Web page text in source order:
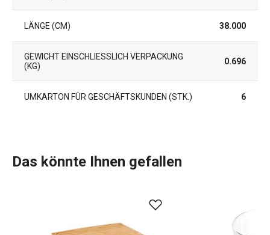
LÄNGE (CM) 38.000
GEWICHT EINSCHLIESSLICH VERPACKUNG (
KG)
0.696
UMKARTON FÜR GESCHÄFTSKUNDEN (STK.) 6
Das könnte Ihnen gefallen